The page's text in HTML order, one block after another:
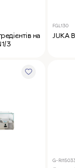
на
3
FGL130
JUKA
G-